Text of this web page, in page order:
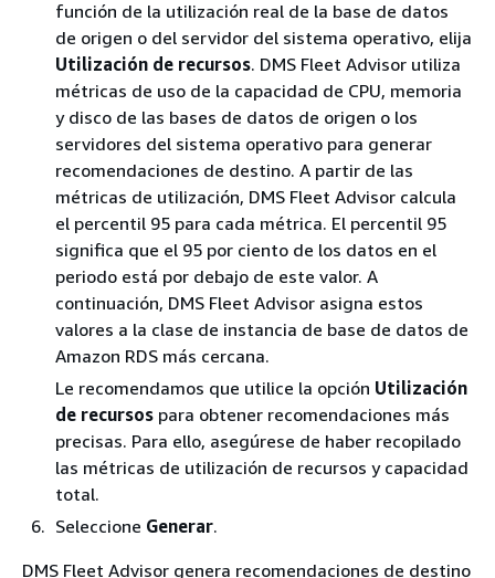
función de la utilización real de la base de datos
de origen o del servidor del sistema operativo, elija
Utilización de recursos. DMS Fleet Advisor utiliza
métricas de uso de la capacidad de CPU, memoria
y disco de las bases de datos de origen o los
servidores del sistema operativo para generar
recomendaciones de destino. A partir de las
métricas de utilización, DMS Fleet Advisor calcula
el percentil 95 para cada métrica. El percentil 95
significa que el 95 por ciento de los datos en el
periodo está por debajo de este valor. A
continuación, DMS Fleet Advisor asigna estos
valores a la clase de instancia de base de datos de
Amazon RDS más cercana.
Le recomendamos que utilice la opción Utilización
de recursos para obtener recomendaciones más
precisas. Para ello, asegúrese de haber recopilado
las métricas de utilización de recursos y capacidad
total.
Seleccione Generar.
DMS Fleet Advisor genera recomendaciones de destino